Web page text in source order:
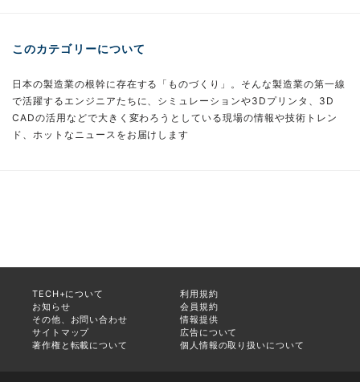
このカテゴリーについて
日本の製造業の根幹に存在する「ものづくり」。そんな製造業の第一線
で活躍するエンジニアたちに、シミュレーションや3Dプリンタ、3D
CADの活用などで大きく変わろうとしている現場の情報や技術トレン
ド、ホットなニュースをお届けします
TECH+について
利用規約
お知らせ
会員規約
その他、お問い合わせ
情報提供
サイトマップ
広告について
著作権と転載について
個人情報の取り扱いについて